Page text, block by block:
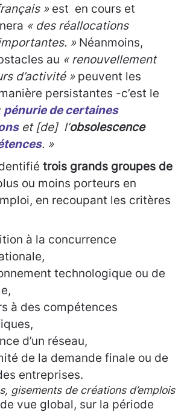
» est en cours et
« des réallocations
» Néanmoins,
au « renouvellement
d’activité » peuvent les
persistantes -c’est le
pénurie de certaines
et [de] l’obsolescence
. »
trois grands groupes de
ou moins porteurs en
en recoupant les critères
à la concurrence
technologique ou de
à des compétences
d’un réseau,
de la demande finale ou de
entreprises.
gisements de créations d’emplois
vue global, sur la période